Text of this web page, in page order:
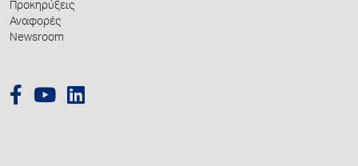
Προκηρύξεις
Αναφορές
Newsroom